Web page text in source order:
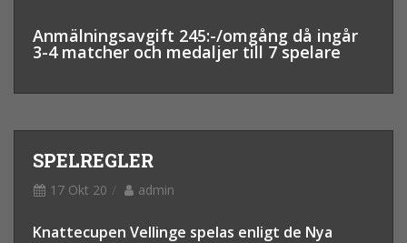
Anmälningsavgift 245:-/omgång då ingår
3-4 matcher och medaljer till 7 spelare
SPELREGLER
17 Okt 20 admin
Knattecupen Vellinge spelas enligt de Nya